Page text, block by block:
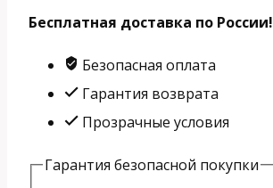
Moto
X50
Ultra
16/1
Forest
Бесплатная доставка по России!
Безопасная оплата
Гарантия возврата
Прозрачные условия
Гарантия безопасной покупки